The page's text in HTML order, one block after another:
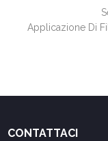
Applicazione Di
CONTATTACI